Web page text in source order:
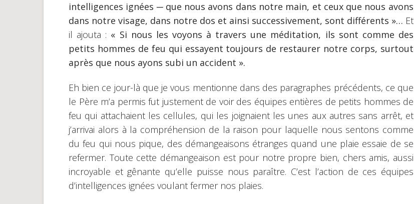
intelligences ignées ─que nous avons dans notre main, et ceux que nous avons
dans notre visage, dans notre dos et ainsi successivement, sont différents »… Et
il ajouta : « Si nous les voyons à travers une méditation, ils sont comme des
petits hommes de feu qui essayent toujours de restaurer notre corps, surtout
après que nous ayons subi un accident ».
Eh bien ce jour-là que je vous mentionne dans des paragraphes précédents, ce que
le Père m’a permis fut justement de voir des équipes entières de petits hommes de
feu qui attachaient les cellules, qui les joignaient les unes aux autres sans arrêt, et
j’arrivai alors à la compréhension de la raison pour laquelle nous sentons comme
du feu qui nous pique, des démangeaisons étranges quand une plaie essaie de se
refermer. Toute cette démangeaison est pour notre propre bien, chers amis, aussi
incroyable et gênante qu’elle puisse nous paraître. C’est l’action de ces équipes
d’intelligences ignées voulant fermer nos plaies.